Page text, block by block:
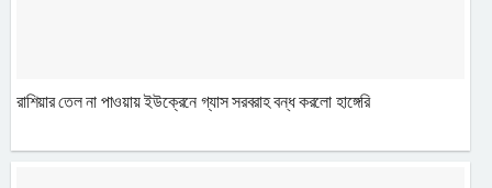
রাশিয়ার তেল না পাওয়ায় ইউক্রেনে গ্যাস সরবরাহ বন্ধ করলো হাঙ্গেরি